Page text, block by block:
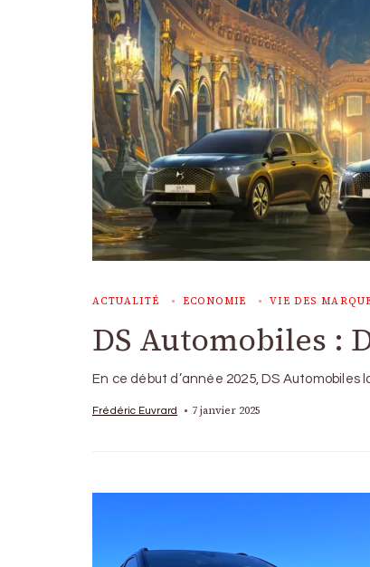
ACTUALITÉ ECONOMIE VIE DES
DS Automobiles :
En ce début d’année 2025, DS
Frédéric Euvrard 7 janvier 2025